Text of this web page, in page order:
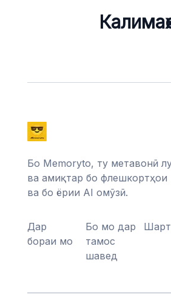
Бо Memoryto, ту метавонӣ
ва амиқтар бо
ва бо ёрии AI омӯзӣ.
Дар
бораи мо
Бо мо дар
тамос
шавед